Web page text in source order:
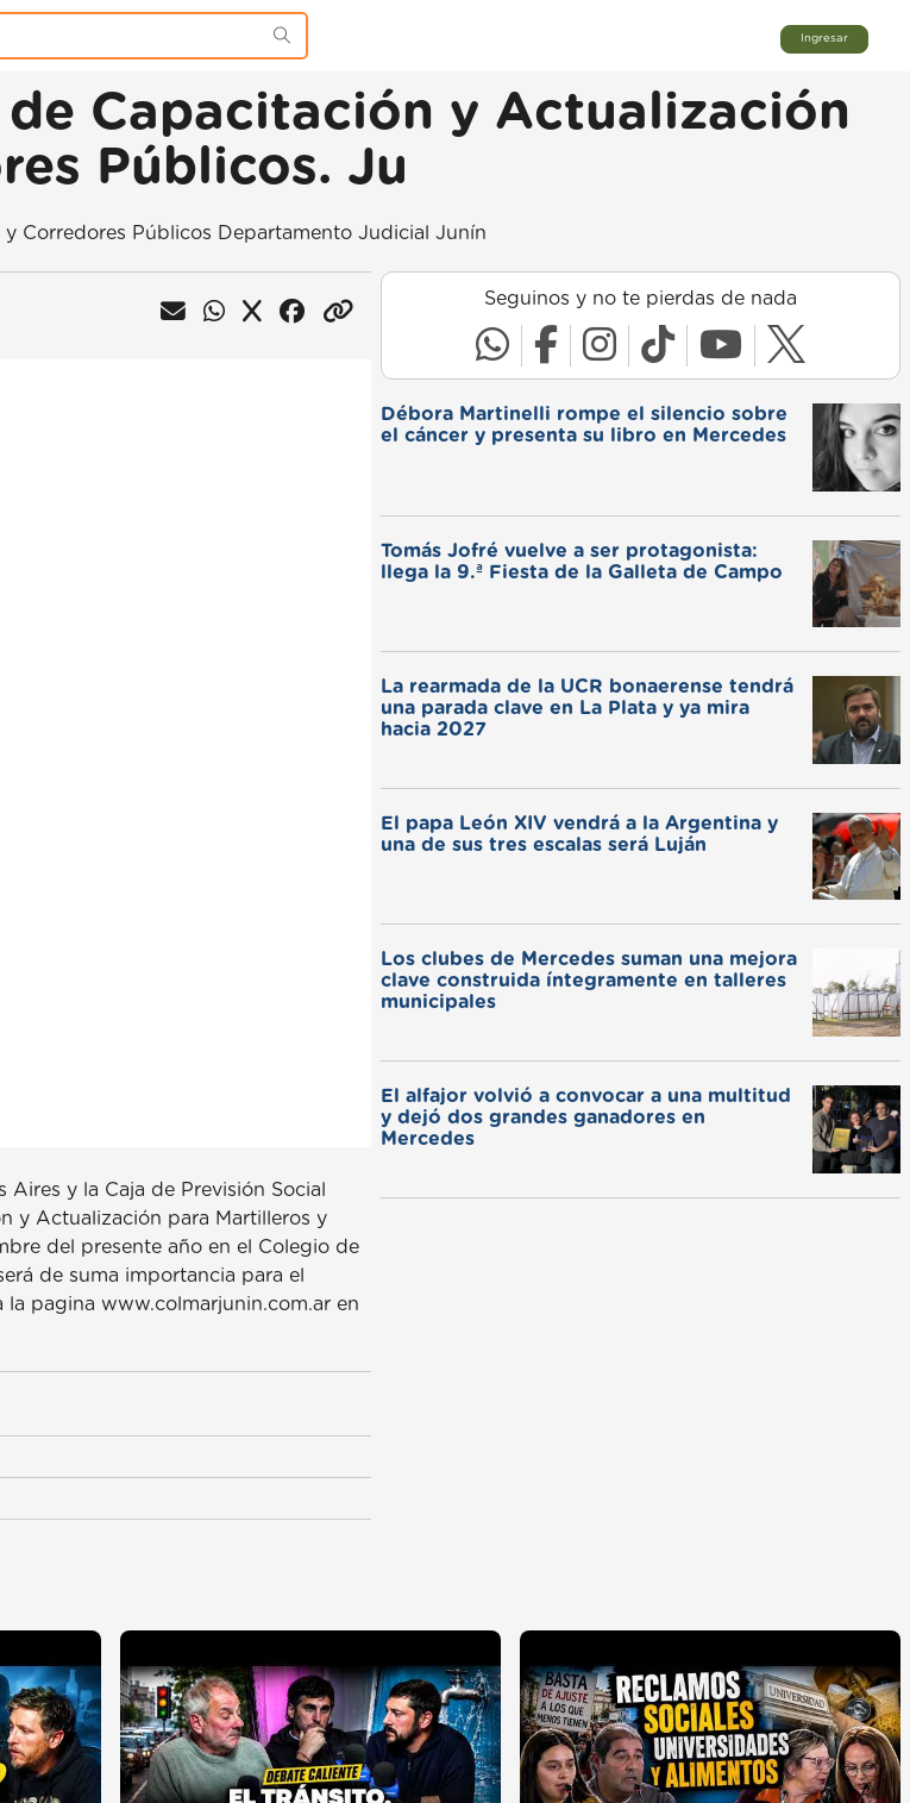
Ingresar
Capacitación y Actualización
Públicos. Ju
Corredores Públicos Departamento Judicial Junín
y la Caja de Previsión Social
y Actualización para Martilleros y
del presente año en el Colegio de
de suma importancia para el
pagina www.colmarjunin.com.ar en
Seguinos y no te pierdas de nada
Débora Martinelli rompe el silencio sobre
el cáncer y presenta su libro en Mercedes
Tomás Jofré vuelve a ser protagonista:
llega la 9.ª Fiesta de la Galleta de Campo
La rearmada de la UCR bonaerense tendrá
una parada clave en La Plata y ya mira
hacia 2027
El papa León XIV vendrá a la Argentina y
una de sus tres escalas será Luján
Los clubes de Mercedes suman una mejora
clave construida íntegramente en talleres
municipales
El alfajor volvió a convocar a una multitud
y dejó dos grandes ganadores en
Mercedes